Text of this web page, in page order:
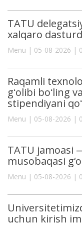
TATU
xalqaro
Menu | 05-08-2026 |
Raqamli
gʻolibi boʻling
stipendiyani
Menu | 05-08-2026 |
TATU jamoasi
musobaqasi
Menu | 05-08-2026 |
uchun kirish